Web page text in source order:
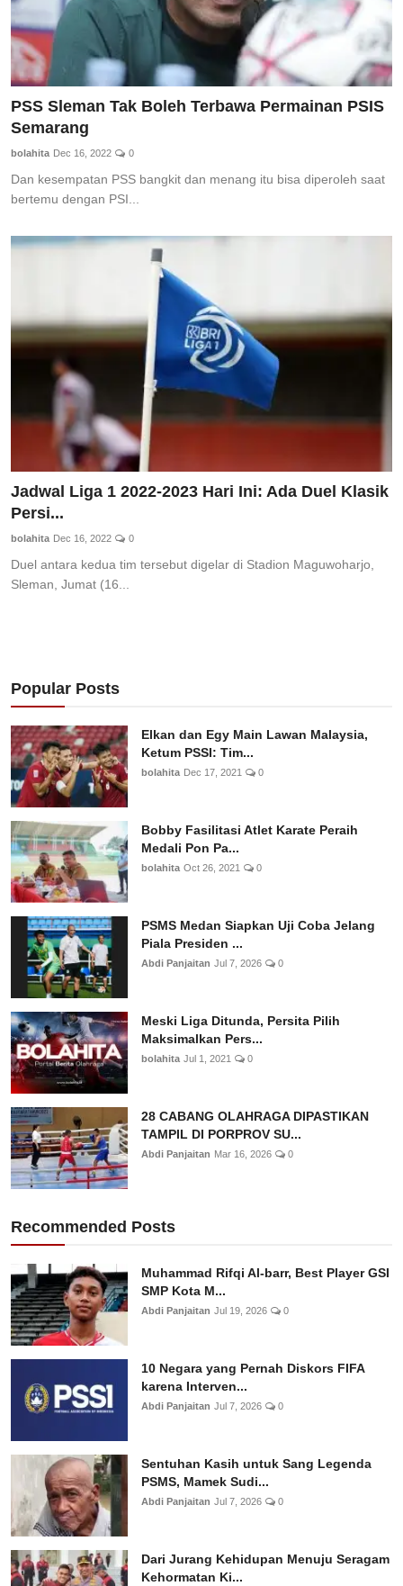
PSS Sleman Tak Boleh Terbawa Permainan PSIS
Semarang
bolahita Dec 16, 2022 0
Dan kesempatan PSS bangkit dan menang itu bisa diperoleh saat
bertemu dengan PSI...
Jadwal Liga 1 2022-2023 Hari Ini: Ada Duel Klasik
Persi...
bolahita Dec 16, 2022 0
Duel antara kedua tim tersebut digelar di Stadion Maguwoharjo,
Sleman, Jumat (16...
Popular Posts
Elkan dan Egy Main Lawan Malaysia,
Ketum PSSI: Tim...
bolahita Dec 17, 2021 0
Bobby Fasilitasi Atlet Karate Peraih
Medali Pon Pa...
bolahita Oct 26, 2021 0
PSMS Medan Siapkan Uji Coba Jelang
Piala Presiden ...
Abdi Panjaitan Jul 7, 2026 0
Meski Liga Ditunda, Persita Pilih
Maksimalkan Pers...
bolahita Jul 1, 2021 0
28 CABANG OLAHRAGA DIPASTIKAN
TAMPIL DI PORPROV SU...
Abdi Panjaitan Mar 16, 2026 0
Recommended Posts
Muhammad Rifqi Al-barr, Best Player GSI
SMP Kota M...
Abdi Panjaitan Jul 19, 2026 0
10 Negara yang Pernah Diskors FIFA
karena Interven...
Abdi Panjaitan Jul 7, 2026 0
Sentuhan Kasih untuk Sang Legenda
PSMS, Mamek Sudi...
Abdi Panjaitan Jul 7, 2026 0
Dari Jurang Kehidupan Menuju Seragam
Kehormatan Ki...